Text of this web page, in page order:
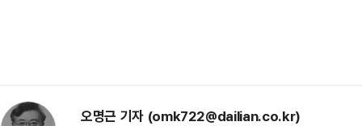
오명근 기자 (omk722@dailian.co.kr)